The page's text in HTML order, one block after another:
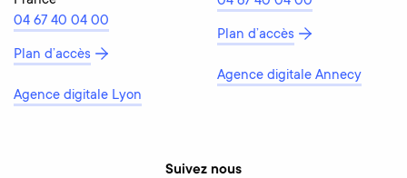
04 67 40 04 00
Plan d’accès
Agence digitale Lyon
Plan d’accès
Agence digitale Annecy
Suivez nous